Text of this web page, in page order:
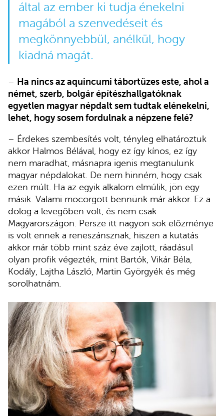
által az ember ki tudja énekelni
magából a szenvedéseit és
megkönnyebbül, anélkül, hogy
kiadná magát.
– Ha nincs az aquincumi tábortüzes este, ahol ​​a
német, szerb, bolgár építészhallgatóknak
egyetlen magyar népdalt sem tudtak elénekelni,
lehet, hogy sosem fordulnak a népzene felé?
– Érdekes szembesítés volt, tényleg elhatároztuk
akkor Halmos Bélával, hogy ez így kínos, ez így
nem maradhat, másnapra igenis megtanulunk
magyar népdalokat. De nem hinném, hogy csak
ezen múlt. Ha az egyik alkalom elmúlik, jön egy
másik. Valami mocorgott bennünk már akkor. Ez a
dolog a levegőben volt, és nem csak
Magyarországon. Persze itt nagyon sok előzménye
is volt ennek a reneszánsznak, hiszen a kutatás
akkor már több mint száz éve zajlott, ráadásul
olyan profik végezték, mint Bartók, Vikár Béla,
Kodály, Lajtha László, Martin Györgyék és még
sorolhatnám.